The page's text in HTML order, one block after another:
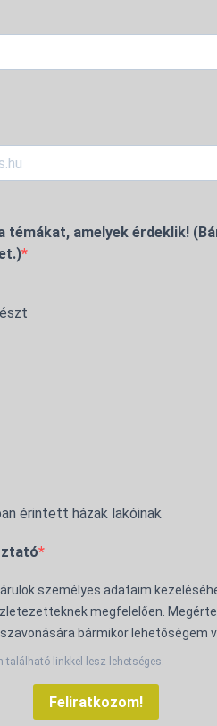
témákat, amelyek érdeklik!
érintett házak lakóinak
személyes adataim
megfelelően.
bármikor lehetőségem
található linkkel lesz lehetséges.
Feliratkozom!